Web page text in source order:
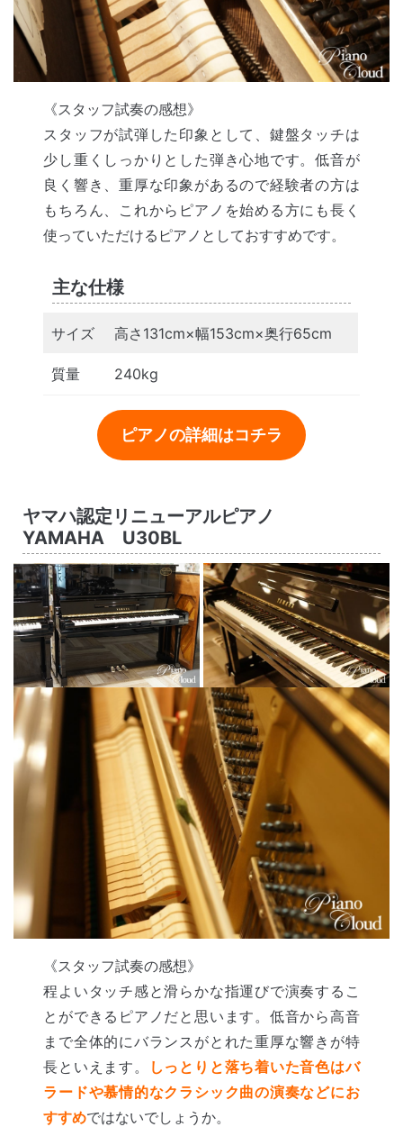
《スタッフ試奏の感想》
スタッフが試弾した印象として、鍵盤タッチは
少し重くしっかりとした弾き心地です。低音が
良く響き、重厚な印象があるので経験者の方は
もちろん、これからピアノを始める方にも長く
使っていただけるピアノとしておすすめです。
主な仕様
サイズ 高さ131cm×幅153cm×奥行65cm
質量 240kg
ピアノの詳細はコチラ
ヤマハ認定リニューアルピアノ
YAMAHA U30BL
《スタッフ試奏の感想》
程よいタッチ感と滑らかな指運びで演奏するこ
とができるピアノだと思います。低音から高音
まで全体的にバランスがとれた重厚な響きが特
長といえます。
しっとりと落ち着いた音色はバ
ラードや慕情的なクラシック曲の演奏などにお
すすめではないでしょうか。